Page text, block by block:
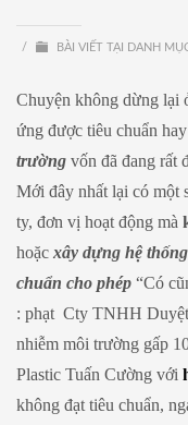
/ BÀI VIẾT TẠI DANH
Chuyện không dừng lại
ứng được tiêu chuẩn
trường vốn đã đang rất
Mới đây nhất lại có một
ty, đơn vị hoạt động mà
hoặc xây dựng hệ
chuẩn cho phép “Có
: phạt Cty TNHH
nhiễm môi trường gấp
Plastic Tuấn Cường với
không đạt tiêu chuẩn,